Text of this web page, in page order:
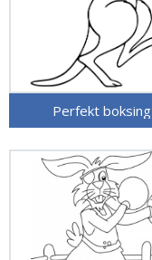
Perfekt boksing